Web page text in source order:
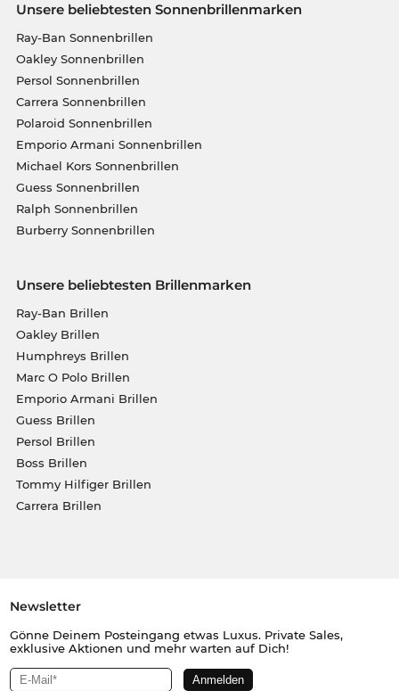
Unsere beliebtesten Sonnenbrillenmarken
Ray-Ban Sonnenbrillen
Oakley Sonnenbrillen
Persol Sonnenbrillen
Carrera Sonnenbrillen
Polaroid Sonnenbrillen
Emporio Armani Sonnenbrillen
Michael Kors Sonnenbrillen
Guess Sonnenbrillen
Ralph Sonnenbrillen
Burberry Sonnenbrillen
Unsere beliebtesten Brillenmarken
Ray-Ban Brillen
Oakley Brillen
Humphreys Brillen
Marc O Polo Brillen
Emporio Armani Brillen
Guess Brillen
Persol Brillen
Boss Brillen
Tommy Hilfiger Brillen
Carrera Brillen
Newsletter
Gönne Deinem Posteingang etwas Luxus. Private Sales,
exklusive Aktionen und mehr warten auf Dich!